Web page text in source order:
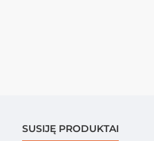
SUSIJĘ PRODUKTAI